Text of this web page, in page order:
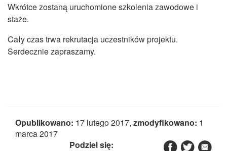
Wkrótce zostaną uruchomione szkolenia zawodowe i
staże.
Cały czas trwa rekrutacja uczestników projektu.
Serdecznie zapraszamy.
Opublikowano: 17 lutego 2017, zmodyfikowano: 1
marca 2017
Podziel się: